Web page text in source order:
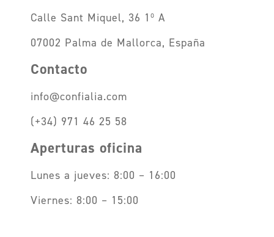
Calle Sant Miquel, 36 1º A
07002 Palma de Mallorca, España
Contacto
info@confialia.com
(+34) 971 46 25 58
Aperturas oficina
Lunes a jueves: 8:00 – 16:00
Viernes: 8:00 – 15:00